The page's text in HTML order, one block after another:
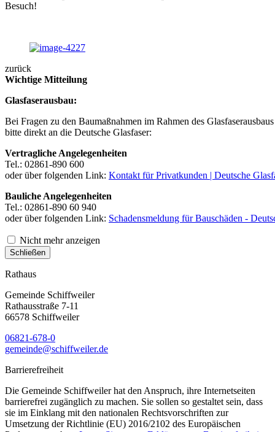
Besuch!
zurück
Wichtige Mitteilung
Glasfaserausbau:
Bei Fragen zu den Baumaßnahmen im Rahmen des
bitte direkt an die Deutsche Glasfaser:
Vertragliche Angelegenheiten
Tel.: 02861-890 600
oder über folgenden Link: Kontakt für Privatkunden | Deutsche
Bauliche Angelegenheiten
Tel.: 02861-890 60 940
oder über folgenden Link: Schadensmeldung für Bauschäden -
Nicht mehr anzeigen
Schließen
Rathaus
Gemeinde Schiffweiler
Rathausstraße 7-11
66578 Schiffweiler
06821-678-0
gemeinde@schiffweiler.de
Barrierefreiheit
Die Gemeinde Schiffweiler hat den Anspruch, ihre Internetseiten
barrierefrei zugänglich zu machen. Sie sollen so gestaltet sein, dass
sie im Einklang mit den nationalen Rechtsvorschriften zur
Umsetzung der Richtlinie (EU) 2016/2102 des Europäischen